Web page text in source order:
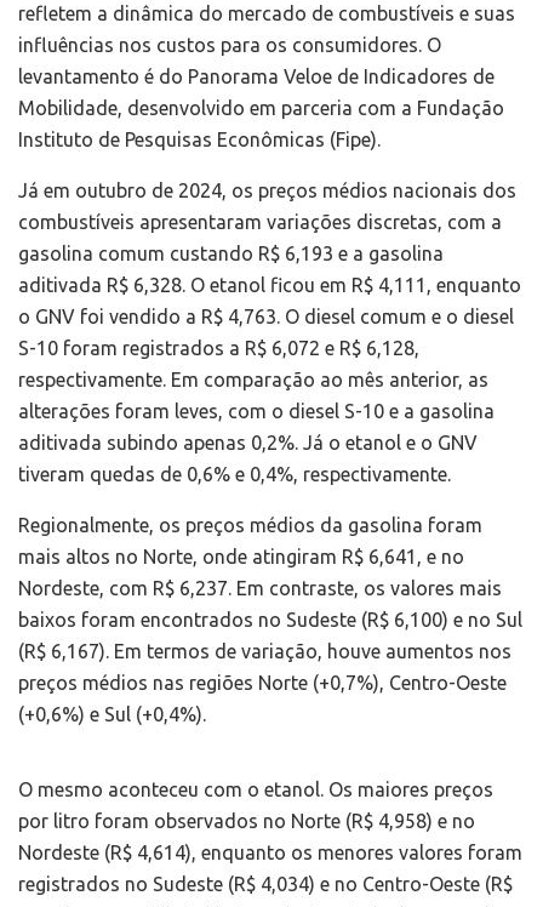
refletem a dinâmica do mercado de combustíveis e suas
influências nos custos para os consumidores. O
levantamento é do Panorama Veloe de Indicadores de
Mobilidade, desenvolvido em parceria com a Fundação
Instituto de Pesquisas Econômicas (Fipe).
Já em outubro de 2024, os preços médios nacionais dos
combustíveis apresentaram variações discretas, com a
gasolina comum custando R$ 6,193 e a gasolina
aditivada R$ 6,328. O etanol ficou em R$ 4,111, enquanto
o GNV foi vendido a R$ 4,763. O diesel comum e o diesel
S-10 foram registrados a R$ 6,072 e R$ 6,128,
respectivamente. Em comparação ao mês anterior, as
alterações foram leves, com o diesel S-10 e a gasolina
aditivada subindo apenas 0,2%. Já o etanol e o GNV
tiveram quedas de 0,6% e 0,4%, respectivamente.
Regionalmente, os preços médios da gasolina foram
mais altos no Norte, onde atingiram R$ 6,641, e no
Nordeste, com R$ 6,237. Em contraste, os valores mais
baixos foram encontrados no Sudeste (R$ 6,100) e no Sul
(R$ 6,167). Em termos de variação, houve aumentos nos
preços médios nas regiões Norte (+0,7%), Centro-Oeste
(+0,6%) e Sul (+0,4%).
O mesmo aconteceu com o etanol. Os maiores preços
por litro foram observados no Norte (R$ 4,958) e no
Nordeste (R$ 4,614), enquanto os menores valores foram
registrados no Sudeste (R$ 4,034) e no Centro-Oeste (R$